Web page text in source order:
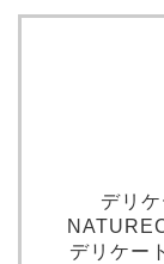
デリ
デリケー